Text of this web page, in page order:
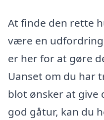
At finde den rette
være en
er her for at gøre
Uanset om du har
blot ønsker at give
god gåtur, kan du